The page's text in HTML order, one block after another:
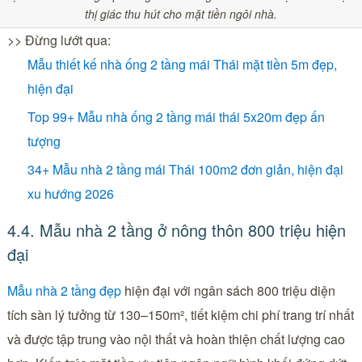
thị giác thu hút cho mặt tiền ngôi nhà.
>> Đừng lướt qua:
Mẫu thiết kế nhà ống 2 tầng mái Thái mặt tiền 5m đẹp,
hiện đại
Top 99+ Mẫu nhà ống 2 tầng mái thái 5x20m đẹp ấn
tượng
34+ Mẫu nhà 2 tầng mái Thái 100m2 đơn giản, hiện đại
xu hướng 2026
4.4. Mẫu nhà 2 tầng ở nông thôn 800 triệu hiện
đại
Mẫu nhà 2 tầng đẹphiện đại với ngân sách 800 triệu diện
tích sàn lý tưởng từ 130–150m², tiết kiệm chi phí trang trí nhất
và được tập trung vào nội thất và hoàn thiện chất lượng cao